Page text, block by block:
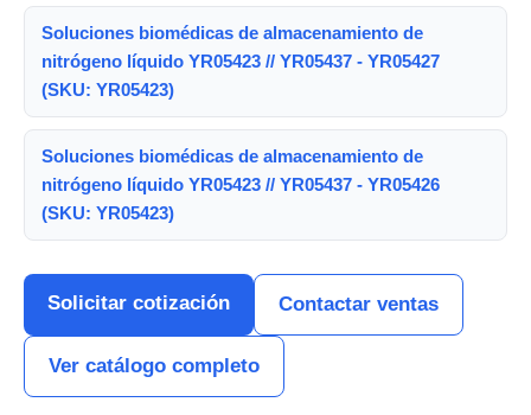
Soluciones biomédicas de almacenamiento de
nitrógeno líquido YR05423 // YR05437 - YR05427
(SKU: YR05423)
Soluciones biomédicas de almacenamiento de
nitrógeno líquido YR05423 // YR05437 - YR05426
(SKU: YR05423)
Solicitar cotización Contactar ventas
Ver catálogo completo